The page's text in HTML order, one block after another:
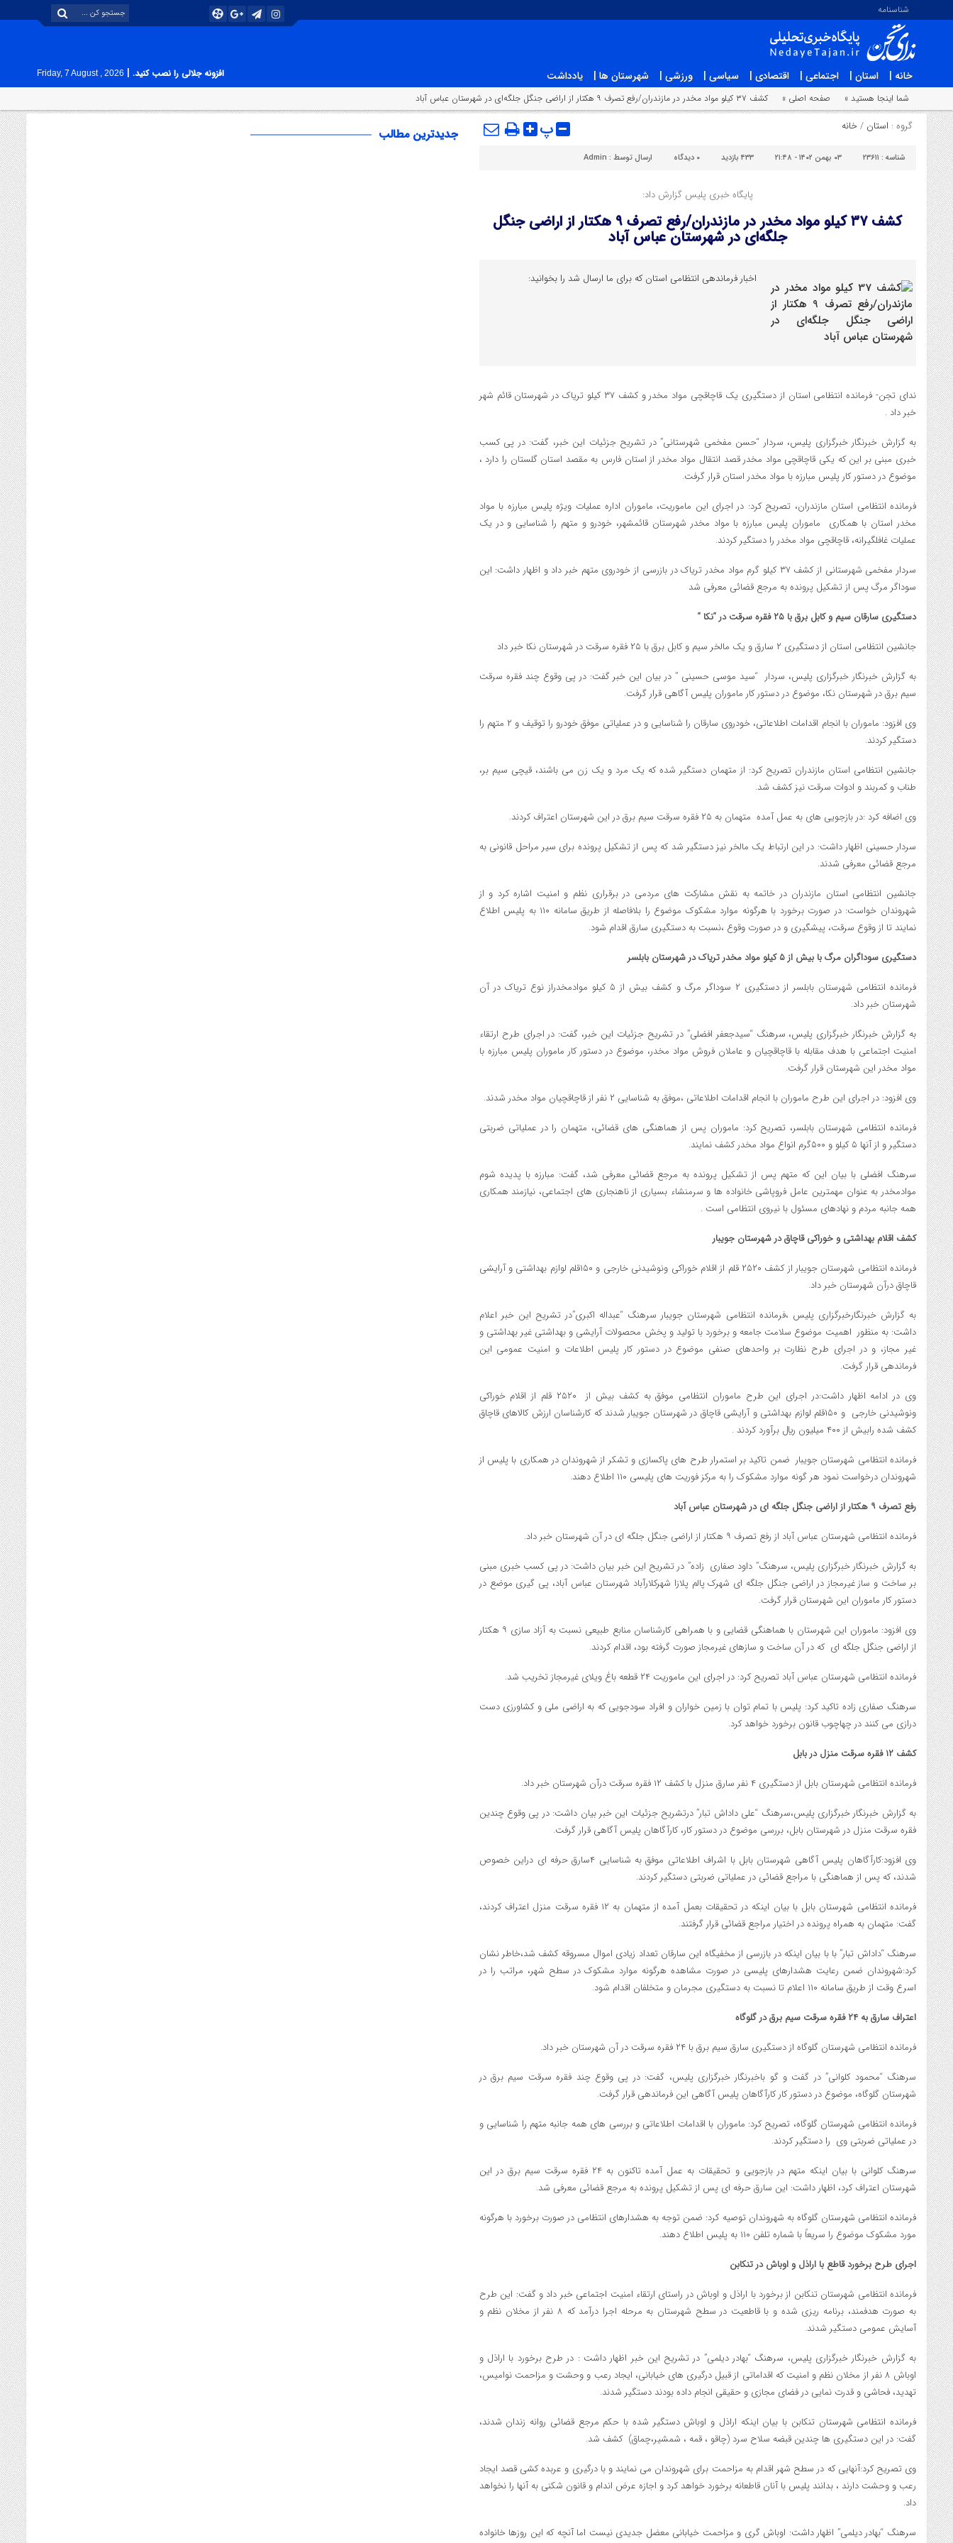
شناسنامه
خانه | استان | اجتماعی | اقتصادی | سیاسی | ورزشی | شهرستان ها | یادداشت افزونه جلالی را نصب کنید. |
Friday, 7 August , 2026
شما اینجا هستید » صفحه اصلی » کشف ۳۷ کيلو مواد مخدر در مازندران/رفع تصرف ۹ هکتار از اراضي جنگل جلگه‌اي در شهرستان عباس آباد
گروه : استان /خانه پ
شناسه : ۲۳۶۱۱ ۰۳ بهمن ۱۴۰۲ - ۲۱:۴۸ ۴۳۳ بازدید ۰ دیدگاه ارسال توسط : Admin
پایگاه خبری پلیس گزارش داد:
کشف ۳۷ کيلو مواد مخدر در مازندران/رفع تصرف ۹ هکتار از اراضي جنگل
جلگه‌اي در شهرستان عباس آباد
اخبار فرماندهی انتظامی استان که برای ما ارسال شد را بخوانید:
ندای تجن- فرمانده انتظامي استان از دستگيري يک قاچاقچي مواد مخدر و کشف ۳۷ کيلو ترياک در شهرستان قائم شهر
خبر داد .
به گزارش خبرنگار خبرگزاري پليس، سردار “حسن مفخمي شهرستاني” در تشريح جزئيات اين خبر، گفت: در پي کسب
خبري مبني بر اين که يکي قاچاقچي مواد مخدر قصد انتقال مواد مخدر از استان فارس به مقصد استان گلستان را دارد ،
موضوع در دستور کار پليس مبارزه با مواد مخدر استان قرار گرفت.
فرمانده انتظامي استان مازندران، تصريح کرد: در اجراي اين ماموريت، ماموران اداره عمليات ويژه پليس مبارزه با مواد
مخدر استان با همکاري ماموران پليس مبارزه با مواد مخدر شهرستان قائمشهر، خودرو و متهم را شناسايي و در يک
عمليات غافلگيرانه، قاچاقچي مواد مخدر را دستگير کردند.
سردار مفخمي شهرستاني از کشف ۳۷ کيلو گرم مواد مخدر ترياک در بازرسي از خودروي متهم خبر داد و اظهار داشت: اين
سوداگر مرگ پس از تشکيل پرونده به مرجع قضائي معرفي شد
دستگيري سارقان سيم و کابل برق با ۲۵ فقره سرقت در “نکا “
جانشين انتظامي استان از دستگيري ۲ سارق و يک مالخر سيم و کابل برق با ۲۵ فقره سرقت در شهرستان نکا خبر داد
به گزارش خبرنگار خبرگزاري پليس، سردار “سيد موسي حسيني ” در بيان اين خبر گفت: در پي وقوع چند فقره سرقت
سيم برق در شهرستان نکا، موضوع در دستور کار ماموران پليس آگاهي قرار گرفت.
وي افزود: ماموران با انجام اقدامات اطلاعاتي، خودروي سارقان را شناسايي و در عملياتي موفق خودرو را توقيف و ۲ متهم را
دستگير کردند.
جانشين انتظامي استان مازندران تصريح کرد: از متهمان دستگير شده که يک مرد و يک زن مي باشند، قيچي سيم بر،
طناب و کمربند و ادوات سرقت نيز کشف شد.
وي اضافه کرد :در بازجويي هاي به عمل آمده متهمان به ۲۵ فقره سرقت سيم برق در اين شهرستان اعتراف کردند.
سردار حسيني اظهار داشت: در اين ارتباط يک مالخر نيز دستگير شد که پس از تشکيل پرونده براي سير مراحل قانوني به
مرجع قضائي معرفي شدند.
جانشين انتظامي استان مازندران در خاتمه به نقش مشارکت هاي مردمي در برقراري نظم و امنيت اشاره کرد و از
شهروندان خواست: در صورت برخورد با هرگونه موارد مشكوك موضوع را بلافاصله از طريق سامانه ۱۱۰ به پليس اطلاع
نمايند تا از وقوع سرقت، پيشگيري و در صورت وقوع ،نسبت به دستگيري سارق اقدام شود.
دستگيري سوداگران مرگ با بيش از ۵ کيلو مواد مخدر ترياک در شهرستان بابلسر
فرمانده انتظامي شهرستان بابلسر از دستگيري ۲ سوداگر مرگ و كشف بيش از ۵ کيلو موادمخدراز نوع ترياک در آن
شهرستان خبر داد.
به گزارش خبرنگار خبرگزاري پليس، سرهنگ “سيدجعفر افضلي” در تشريح جزئيات اين خبر، گفت: در اجراي طرح ارتقاء
امنيت اجتماعي با هدف مقابله با قاچاقچيان و عاملان فروش مواد مخدر، موضوع در دستور کار ماموران پليس مبارزه با
مواد مخدر اين شهرستان قرار گرفت.
وي افزود: در اجراي اين طرح ماموران با انجام اقدامات اطلاعاتي ،موفق به شناسايي ۲ نفر از قاچاقچيان مواد مخدر شدند.
فرمانده انتظامي شهرستان بابلسر، تصريح کرد: ماموران پس از هماهنگي هاي قضائي، متهمان را در عملياتي ضربتي
دستگير و از آنها ۵ کيلو و ۵۰۰گرم انواع مواد مخدر کشف نمايند.
سرهنگ افضلي با بيان اين که متهم پس از تشکيل پرونده به مرجع قضائي معرفي شد، گفت: مبارزه با پديده شوم
موادمخدر به عنوان مهمترين عامل فروپاشي خانواده ها و سرمنشاء بسياري از ناهنجاري هاي اجتماعي، نيازمند همکاري
همه جانبه مردم و نهادهاي مسئول با نيروي انتظامي است .
کشف اقلام بهداشتي و خوراکي قاچاق در شهرستان جويبار
فرمانده انتظامي شهرستان جويبار از کشف ۲۵۲۰ قلم از اقلام خوراکي ونوشيدني خارجي و ۱۵۰قلم لوازم بهداشتي و آرايشي
قاچاق درآن شهرستان خبر داد.
به گزارش خبرنگارخبرگزاري پليس ،فرمانده انتظامي شهرستان جويبار سرهنگ “عبداله اکبري”در تشريح اين خبر اعلام
داشت: به منظور اهميت موضوع سلامت جامعه و برخورد با توليد و پخش محصولات آرايشي و بهداشتي غير بهداشتي و
غير مجاز، و در اجراي طرح نظارت بر واحدهاي صنفي موضوع در دستور کار پليس اطلاعات و امنيت عمومي اين
فرماندهي قرار گرفت.
وي در ادامه اظهار داشت:در اجراي اين طرح ماموران انتظامي موفق به کشف بيش از ۲۵۲۰ قلم از اقلام خوراکي
ونوشيدني خارجي و ۱۵۰قلم لوازم بهداشتي و آرايشي قاچاق در شهرستان جويبار شدند که کارشناسان ارزش کالاهاي قاچاق
کشف شده رابيش از ۴۰۰ ميليون ريال برآورد کردند .
فرمانده انتظامي شهرستان جويبار ضمن تاکيد بر استمرار طرح هاي پاکسازي و تشکر از شهروندان در همکاري با پليس از
شهروندان درخواست نمود هر گونه موارد مشکوک را به مرکز فوريت هاي پليسي ۱۱۰ اطلاع دهند.
رفع تصرف ۹ هکتار از اراضي جنگل جلگه اي در شهرستان عباس آباد
فرمانده انتظامي شهرستان عباس آباد از رفع تصرف ۹ هکتار از اراضي جنگل جلگه اي در آن شهرستان خبر داد.
به گزارش خبرنگار خبرگزاري پليس، سرهنگ” داود صفاري زاده” در تشريح اين خبر بيان داشت: در پي کسب خبري مبني
بر ساخت و ساز غيرمجاز در اراضي جنگل جلگه اي شهرک پالم پلازا شهرکلارآباد شهرستان عباس آباد، پي گيري موضع در
دستور کار ماموران اين شهرستان قرار گرفت.
وي افزود: ماموران اين شهرستان با هماهنگي قضايي و با همراهي کارشناسان منابع طبيعي نسبت به آزاد سازي ۹ هکتار
از اراضي جنگل جلگه اي که در آن ساخت و سازهاي غيرمجاز صورت گرفته بود، اقدام کردند.
فرمانده انتظامي شهرستان عباس آباد تصريح کرد: در اجراي اين ماموريت ۲۴ قطعه باغ ويلاي غيرمجاز تخريب شد.
سرهنگ صفاري زاده تاکيد کرد: پليس با تمام توان با زمين خواران و افراد سودجويي که به اراضي ملي و کشاورزي دست
درازي مي کنند در چهاچوب قانون برخورد خواهد کرد.
کشف ۱۲ فقره سرقت منزل در بابل
فرمانده انتظامي شهرستان بابل از دستگيري ۴ نفر سارق منزل با کشف ۱۲ فقره سرقت درآن شهرستان خبر داد.
به گزارش خبرنگار خبرگزاري پليس،سرهنگ “علي داداش تبار” درتشريح جزئيات اين خبر بيان داشت:‌ در پي وقوع چندين
فقره سرقت منزل در شهرستان بابل، بررسي موضوع در دستور کار، کارآگاهان پليس آگاهي قرار گرفت.
وي افزود:کارآگاهان پليس آگاهي شهرستان بابل با اشراف اطلاعاتي موفق به شناسايي ۴سارق حرفه اي دراين خصوص
شدند، که پس از هماهنگي با مراجع قضائي در عملياتي ضربتي دستگير کردند.
فرمانده انتظامي شهرستان بابل با بيان اينکه در تحقيقات بعمل آمده از متهمان به ۱۲ فقره سرقت منزل اعتراف کردند،
گفت: متهمان به همراه پرونده در اختيار مراجع قضائي قرار گرفتند.
سرهنگ “داداش تبار” با با بيان اينکه در بازرسي از مخفيگاه اين سارقان تعداد زيادي اموال مسروقه کشف شد،خاطر نشان
کرد:شهروندان ضمن رعايت هشدارهاي پليسي در صورت مشاهده هرگونه موارد مشکوک در سطح شهر، مراتب را در
اسرع وقت از طريق سامانه ۱۱۰ اعلام تا نسبت به دستگيري مجرمان و متخلفان اقدام شود.
اعتراف سارق به ۲۴ فقره سرقت سيم برق در گلوگاه
فرمانده انتظامي شهرستان گلوگاه از دستگيري سارق سيم برق با ۲۴ فقره سرقت در آن شهرستان خبر داد.
سرهنگ “محمود کلواني” در گفت و گو باخبرنگار خبرگزاري پليس، گفت: در پي وقوع چند فقره سرقت سيم برق در
شهرستان گلوگاه، موضوع در دستور کار کارآگاهان پليس آگاهي اين فرماندهي قرار گرفت.
فرمانده انتظامي شهرستان گلوگاه، تصريح کرد: ماموران با اقدامات اطلاعاتي و بررسي هاي همه جانبه متهم را شناسايي و
در عملياتي ضربتي وي را دستگير کردند.
سرهنگ کلواني با بيان اينکه متهم در بازجويي و تحقيقات به عمل آمده تاکنون به ۲۴ فقره سرقت سيم برق در اين
شهرستان اعتراف کرد، اظهار داشت: اين سارق حرفه اي پس از تشکيل پرونده به مرجع قضائي معرفي شد.
فرمانده انتظامي شهرستان گلوگاه به شهروندان توصيه کرد: ضمن توجه به هشدارهاي انتظامي در صورت برخورد با هرگونه
مورد مشكوك موضوع را سريعاً با شماره تلفن ۱۱۰ به پليس اطلاع دهند.
اجراي طرح برخورد قاطع با اراذل و اوباش در تنکابن
فرمانده انتظامي شهرستان تنکابن از برخورد با اراذل و اوباش در راستاي ارتقاء امنيت اجتماعي خبر داد و گفت: اين طرح
به صورت هدفمند، برنامه ريزي شده و با قاطعيت در سطح شهرستان به مرحله اجرا درآمد که ۸ نفر از مخلان نظم و
آسايش عمومي دستگير شدند.
به گزارش خبرنگار خبرگزاري پليس، سرهنگ “بهادر ديلمي” در تشريح اين خبر اظهار داشت : در طرح برخورد با اراذل و
اوباش ۸ نفر از مخلان نظم و امنيت که اقداماتي از قبيل درگيري هاي خياباني، ايجاد رعب و وحشت و مزاحمت نواميس،
تهديد، فحاشي و قدرت نمايي در فضاي مجازي و حقيقي انجام داده بودند دستگير شدند.
فرمانده انتظامي شهرستان تنکابن با بيان اينکه اراذل و اوباش دستگير شده با حکم مرجع قضائي روانه زندان شدند،
گفت: در اين دستگيري ها چندين قبضه سلاح سرد (چاقو ، قمه ، شمشير،چماق) کشف شد.
وي تصريح کرد:آنهايي که در سطح شهر اقدام به مزاحمت براي شهروندان مي نمايند و با درگيري و عربده کشي قصد ايجاد
رعب و وحشت دارند ، بدانند پليس با آنان قاطعانه برخورد خواهد کرد و اجازه عرض اندام و قانون شکني به آنها را نخواهد
داد.
سرهنگ “بهادر ديلمي” اظهار داشت: اوباش گري و مزاحمت خياباني معضل جديدي نيست اما آنچه که اين روزها خانواده
جدیدترین مطالب